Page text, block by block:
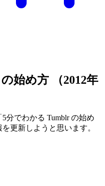
始め方 （2012年
分でわかる Tumblr の始め
更新しようと思います。